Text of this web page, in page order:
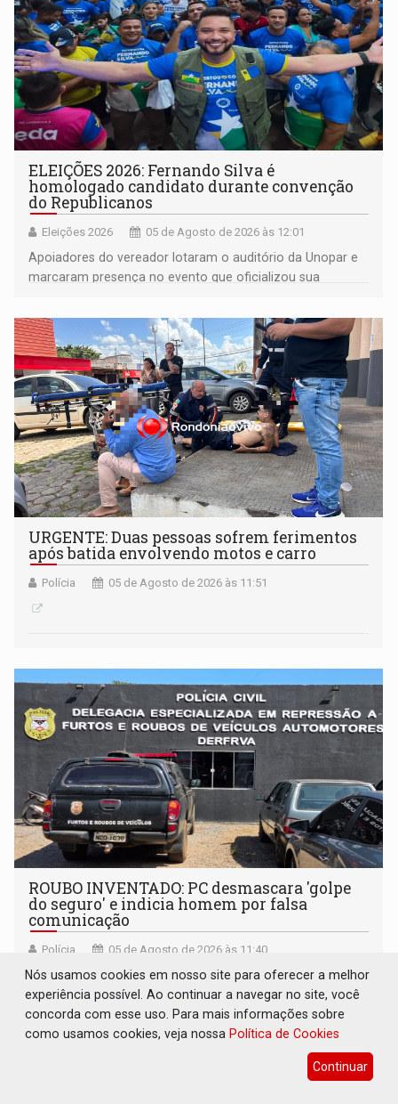
ELEIÇÕES 2026: Fernando Silva é
homologado candidato durante convenção
do Republicanos
Eleições 2026 05 de Agosto de 2026 às 12:01
Apoiadores do vereador lotaram o auditório da Unopar e
marcaram presença no evento que oficializou sua
URGENTE: Duas pessoas sofrem ferimentos
após batida envolvendo motos e carro
Polícia 05 de Agosto de 2026 às 11:51
ROUBO INVENTADO: PC desmascara 'golpe
do seguro' e indicia homem por falsa
comunicação
Polícia 05 de Agosto de 2026 às 11:40
Dono do veículo irá responder criminalmente
Nós usamos cookies em nosso site para oferecer a melhor
experiência possível. Ao continuar a navegar no site, você
concorda com esse uso. Para mais informações sobre
como usamos cookies, veja nossa Política de Cookies
Continuar